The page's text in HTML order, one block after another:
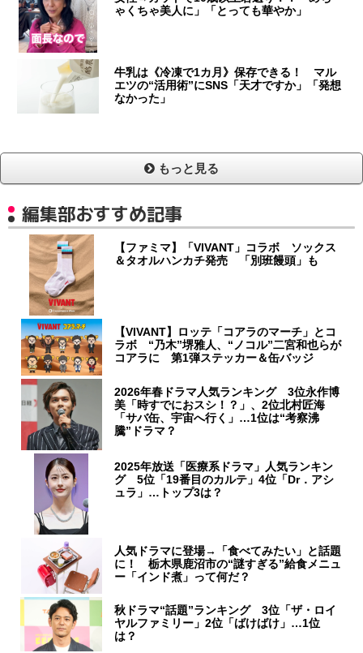
ゃくちゃ美人に」「とっても華やか」
牛乳は《冷凍で1カ月》保存できる！ マル
エツの“活用術”にSNS「天才ですか」「発想
なかった」
もっと見る
編集部おすすめ記事
【ファミマ】「VIVANT」コラボ ソックス
＆タオルハンカチ発売 「別班饅頭」も
【VIVANT】ロッテ「コアラのマーチ」とコ
ラボ “乃木”堺雅人、“ノコル”二宮和也らが
コアラに 第1弾ステッカー＆缶バッジ
2026年春ドラマ人気ランキング 3位永作博
美「時すでにおスシ！？」、2位北村匠海
「サバ缶、宇宙へ行く」…1位は“考察沸
騰”ドラマ？
2025年放送「医療系ドラマ」人気ランキン
グ 5位「19番目のカルテ」4位「Dr．アシ
ュラ」…トップ3は？
人気ドラマに登場→「食べてみたい」と話題
に！ 栃木県鹿沼市の“謎すぎる”給食メニュ
ー「インド煮」って何だ？
秋ドラマ“話題”ランキング 3位「ザ・ロイ
ヤルファミリー」2位「ばけばけ」…1位
は？